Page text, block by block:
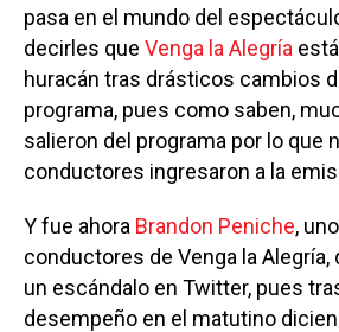
pasa en el mundo del
decirles que Venga la Alegría
huracán tras drásticos cambios
programa, pues como saben,
salieron del programa por lo que
conductores ingresaron a la
Y fue ahora Brandon Peniche,
conductores de Venga la
un escándalo en Twitter, pues
desempeño en el matutino